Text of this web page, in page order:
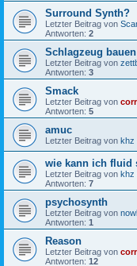
Surround Synth?
Letzter Beitrag von
Antworten: 2
Schlagzeug
Letzter Beitrag von
Antworten: 3
Smack
Letzter Beitrag von
Antworten: 5
amuc
Letzter Beitrag von khz
wie kann ich fluid
Letzter Beitrag von khz
Antworten: 7
psychosynth
Letzter Beitrag von
Antworten: 1
Reason
Letzter Beitrag von
Antworten: 12